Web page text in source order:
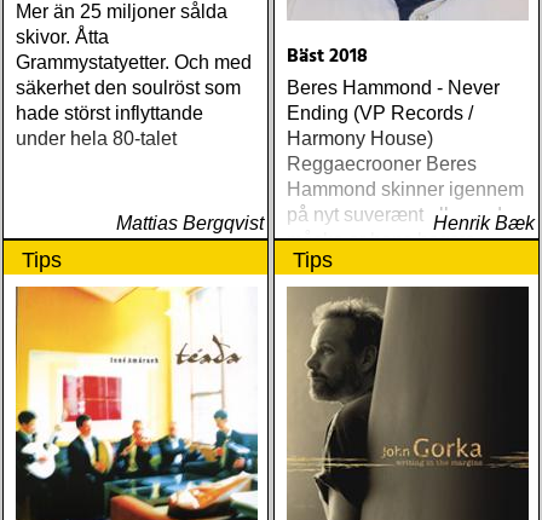
Mer än 25 miljoner sålda
skivor. Åtta
Grammystatyetter. Och med
säkerhet den soulröst som
hade störst inflyttande
under hela 80-talet
Mattias Bergqvist
Bäst 2018
Beres Hammond - Never
Ending (VP Records /
Harmony House)
Reggaecrooner Beres
Hammond skinner igennem
på nyt suverænt album, der
måske er hans bedste
gennem tiderne
Henrik Bæk
Tips Tips